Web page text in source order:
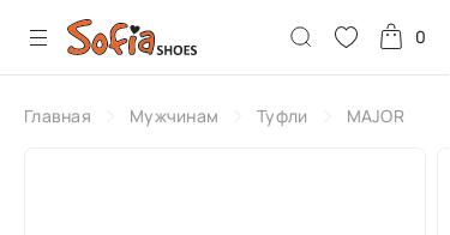
0
Главная Мужчинам Туфли MAJOR